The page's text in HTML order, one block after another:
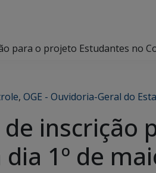
para o projeto Estudantes no
, OGE - Ouvidoria-Geral do
inscrição
1º de